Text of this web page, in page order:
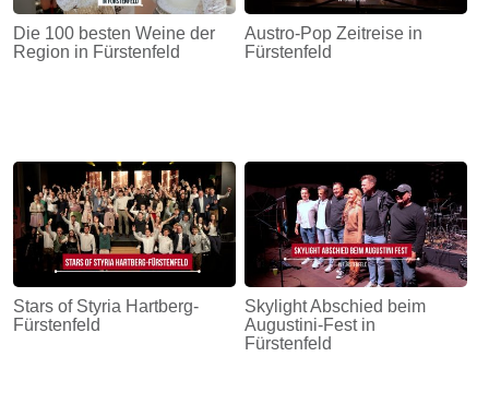
Zonen
Podcast
Die 100 besten Weine der
Region in Fürstenfeld
Austro-Pop Zeitreise in
Fürstenfeld
Stars of Styria Hartberg-
Fürstenfeld
Skylight Abschied beim
Augustini-Fest in
Fürstenfeld